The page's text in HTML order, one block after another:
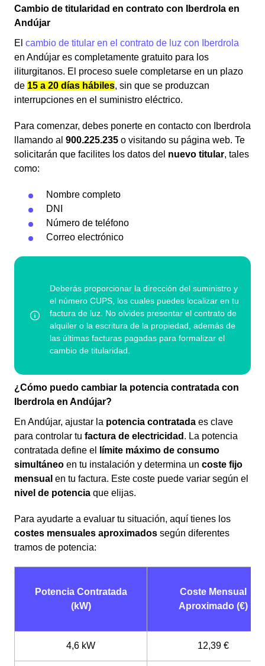
Cambio de titularidad en contrato con Iberdrola en
Andújar
El cambio de titular en el contrato de luz con Iberdrola
en Andújar es completamente gratuito para los
iliturgitanos. El proceso suele completarse en un plazo
de 15 a 20 días hábiles, sin que se produzcan
interrupciones en el suministro eléctrico.
Para comenzar, debes ponerte en contacto con Iberdrola
llamando al 900.225.235 o visitando su página web. Te
solicitarán que facilites los datos del nuevo titular, tales
como:
Nombre completo
DNI
Número de teléfono
Correo electrónico
¿Cómo puedo cambiar la potencia contratada con
Iberdrola en Andújar?
En Andújar, ajustar la potencia contratada es clave
para controlar tu factura de electricidad . La potencia
contratada define el
límite máximo de consumo
simultáneo en tu instalación y determina un coste fijo
mensual en tu factura. Este coste puede variar según el
nivel de potencia que elijas.
Para ayudarte a evaluar tu situación, aquí tienes los
costes mensuales aproximados según diferentes
tramos de potencia:
Potencia Contratada
(kW)
Coste Mensual
Aproximado (€)
4,6 kW 12,39 €